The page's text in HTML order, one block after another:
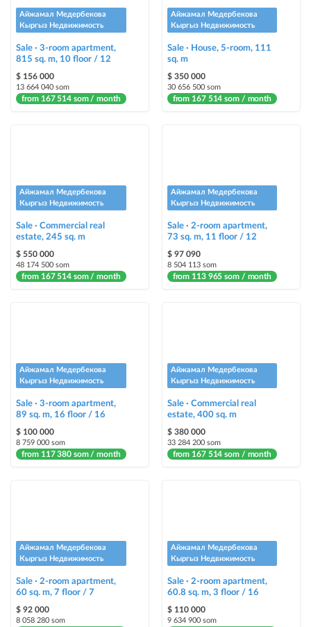
+ paid promotion on Instagram
highlighting an ad in a different color among other ads
Auto UP
automatically up the ad
Stickers
Bright stickers with options will make your property stand out from the rest
and help sell it faster
Айжамал Медербекова
Кыргыз Недвижимость
Sale · 3-room apartment,
815 sq. m, 10 floor / 12
$ 156 000
13 664 040 som
from 167 514 som / month
Айжамал Медербекова
Кыргыз Недвижимость
Sale · House, 5-room, 111
sq. m
$ 350 000
30 656 500 som
from 167 514 som / month
Айжамал Медербекова
Кыргыз Недвижимость
Sale · Commercial real
estate, 245 sq. m
$ 550 000
48 174 500 som
from 167 514 som / month
Айжамал Медербекова
Кыргыз Недвижимость
Sale · 2-room apartment,
73 sq. m, 11 floor / 12
$ 97 090
8 504 113 som
from 113 965 som / month
Айжамал Медербекова
Кыргыз Недвижимость
Sale · 3-room apartment,
89 sq. m, 16 floor / 16
$ 100 000
8 759 000 som
from 117 380 som / month
Айжамал Медербекова
Кыргыз Недвижимость
Sale · Commercial real
estate, 400 sq. m
$ 380 000
33 284 200 som
from 167 514 som / month
Айжамал Медербекова
Кыргыз Недвижимость
Sale · 2-room apartment,
60 sq. m, 7 floor / 7
$ 92 000
8 058 280 som
Айжамал Медербекова
Кыргыз Недвижимость
Sale · 2-room apartment,
60.8 sq. m, 3 floor / 16
$ 110 000
9 634 900 som